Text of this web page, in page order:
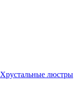
Хрустальные люстры